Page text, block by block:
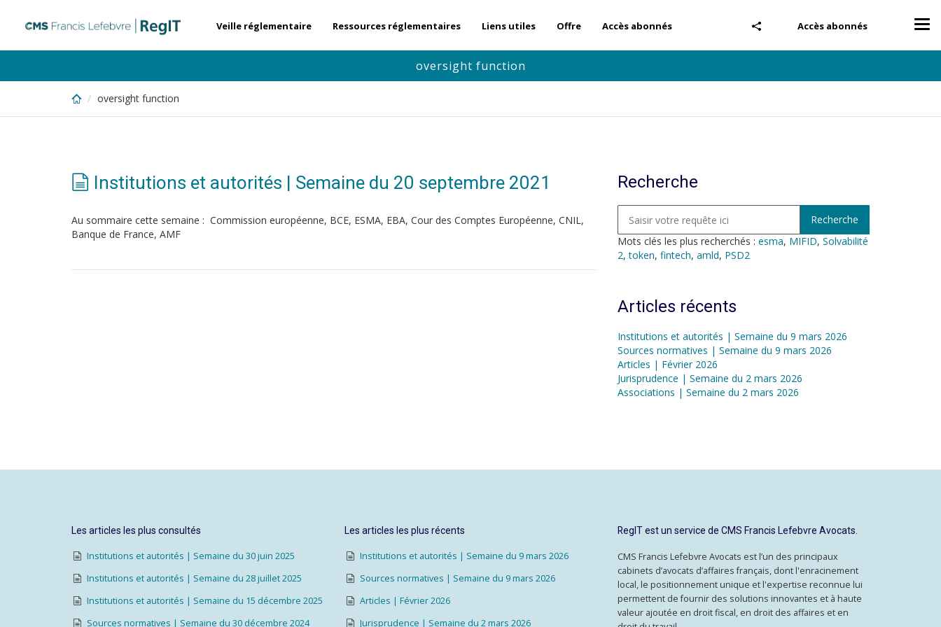
content
Accès abonnés
Veille réglementaire Ressources réglementaires Liens utiles Offre Accès abonnés
oversight function
oversight function
Institutions et autorités | Semaine du 20 septembre 2021
Au sommaire cette semaine : Commission européenne, BCE, ESMA, EBA, Cour des Comptes Européenne, CNIL,
Banque de France, AMF
Recherche
Mots clés les plus recherchés : esma, MIFID, Solvabilité
2,token, fintech, amld, PSD2
Articles récents
Institutions et autorités | Semaine du 9 mars 2026
Sources normatives | Semaine du 9 mars 2026
Articles | Février 2026
Jurisprudence | Semaine du 2 mars 2026
Associations | Semaine du 2 mars 2026
Les articles les plus consultés
Institutions et autorités | Semaine du 30 juin 2025
Institutions et autorités | Semaine du 28 juillet 2025
Institutions et autorités | Semaine du 15 décembre 2025
Sources normatives | Semaine du 30 décembre 2024
Les articles les plus récents
Institutions et autorités | Semaine du 9 mars 2026
Sources normatives | Semaine du 9 mars 2026
Articles | Février 2026
Jurisprudence | Semaine du 2 mars 2026
RegIT est un service de CMS Francis Lefebvre Avocats.
CMS Francis Lefebvre Avocats est l’un des principaux
cabinets d’avocats d’affaires français, dont l'enracinement
local, le positionnement unique et l'expertise reconnue lui
permettent de fournir des solutions innovantes et à haute
valeur ajoutée en droit fiscal, en droit des affaires et en